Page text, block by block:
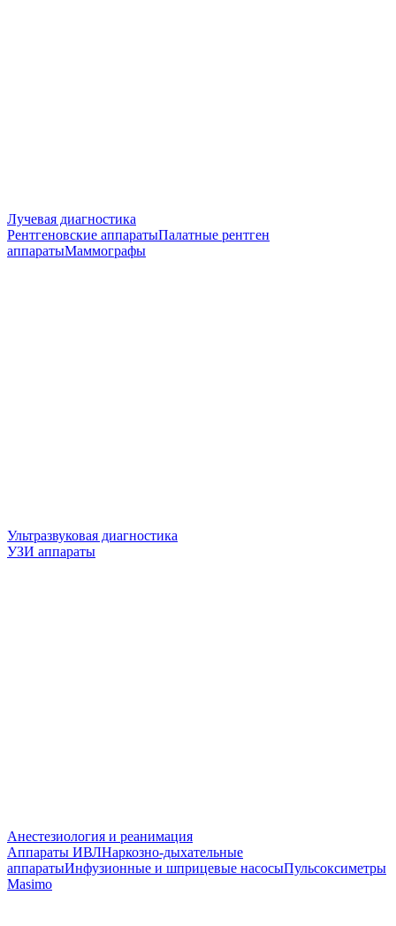
Лучевая диагностика
Рентгеновские аппаратыПалатные рентген
аппаратыМаммографы
Ультразвуковая диагностика
УЗИ аппараты
Анестезиология и реанимация
Аппараты ИВЛНаркозно-дыхательные
аппаратыИнфузионные и шприцевые насосыПульсоксиметры
Masimo